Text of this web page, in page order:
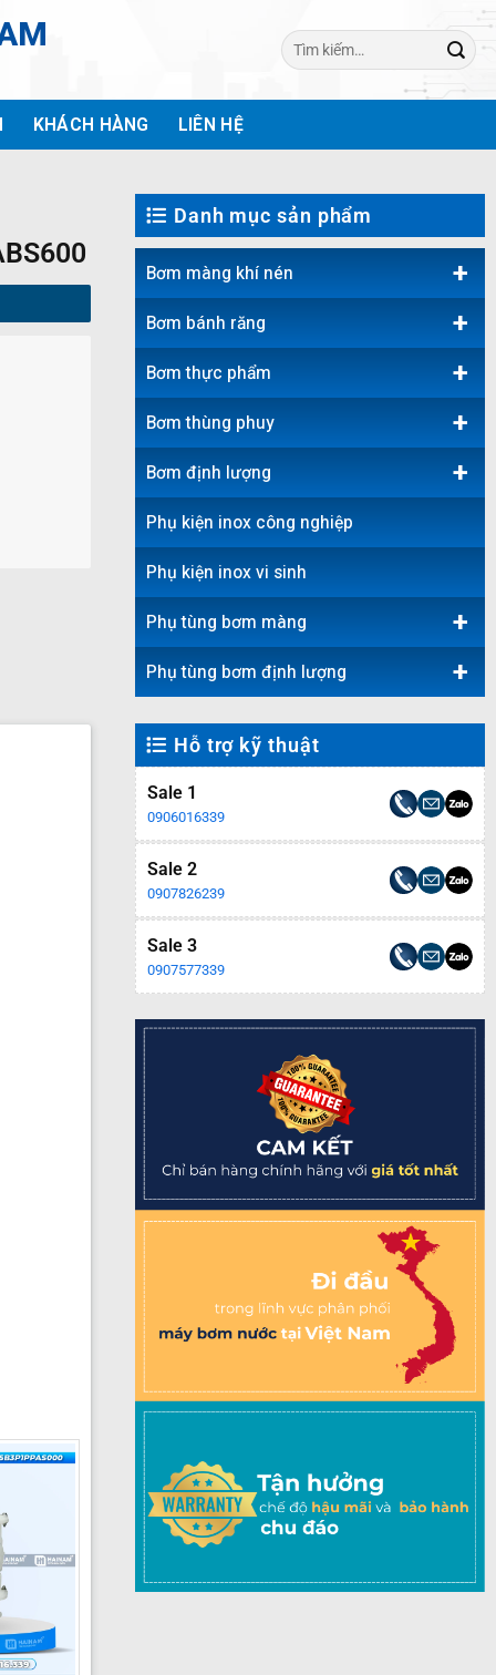
Tìm
kiếm:
KHÁCH HÀNG LIÊN HỆ
Danh mục sản phẩm
Bơm màng khí nén +
Bơm bánh răng +
Bơm thực phẩm +
Bơm thùng phuy +
Bơm định lượng +
Phụ kiện inox công nghiệp
Phụ kiện inox vi sinh
Phụ tùng bơm màng +
Phụ tùng bơm định lượng +
Hỗ trợ kỹ thuật
Sale 1
0906016339
Sale 2
0907826239
Sale 3
0907577339